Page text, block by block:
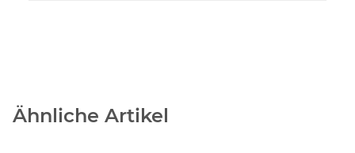
Ähnliche Artikel